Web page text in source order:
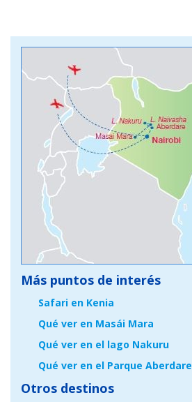
Más puntos de interés
Safari en Kenia
Qué ver en Masái Mara
Qué ver en el lago Nakuru
Qué ver en el Parque Aberdare
Otros destinos